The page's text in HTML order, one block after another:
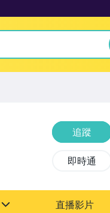
追蹤
即時通
直播影片